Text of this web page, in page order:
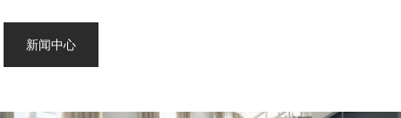
新闻中心